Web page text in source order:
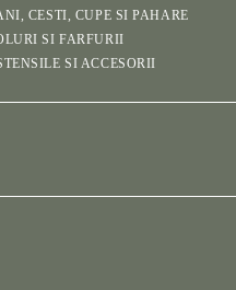
CESTI, CUPE SI PAHARE
SI FARFURII
SI ACCESORII